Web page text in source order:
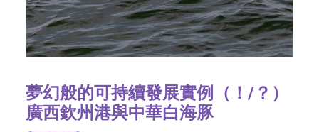
夢幻般的可持續發展實例（！/？）
廣西欽州港與中華白海豚